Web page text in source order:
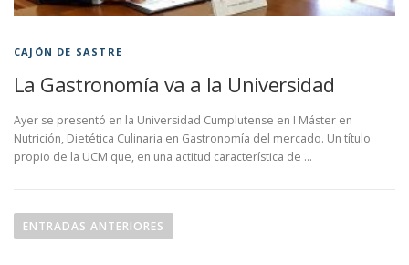
CAJÓN DE SASTRE
La Gastronomía va a la Universidad
Ayer se presentó en la Universidad Cumplutense en I Máster en
Nutrición, Dietética Culinaria en Gastronomía del mercado. Un título
propio de la UCM que, en una actitud característica de …
aENTRADAS ANTERIORES